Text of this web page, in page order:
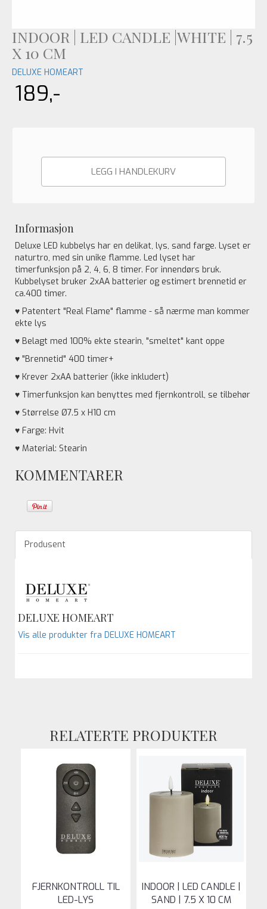
INDOOR | LED CANDLE |WHITE | 7.5
X 10 CM
DELUXE HOMEART
189,-
LEGG I HANDLEKURV
Informasjon
Deluxe LED kubbelys har en delikat, lys, sand farge. Lyset er
naturtro, med sin unike flamme. Led lyset har
timerfunksjon på 2, 4, 6, 8 timer. For innendørs bruk.
Kubbelyset bruker 2xAA batterier og estimert brennetid er
ca.400 timer.
♥ Patentert "Real Flame" flamme - så nærme man kommer
ekte lys
♥ Belagt med 100% ekte stearin, "smeltet" kant oppe
♥ "Brennetid" 400 timer+
♥ Krever 2xAA batterier (ikke inkludert)
♥ Timerfunksjon kan benyttes med fjernkontroll, se tilbehør
♥ Størrelse Ø7.5 x H10 cm
♥ Farge: Hvit
♥ Material: Stearin
KOMMENTARER
Produsent
DELUXE HOMEART
Vis alle produkter fra DELUXE HOMEART
RELATERTE PRODUKTER
FJERNKONTROLL TIL
LED-LYS
INDOOR | LED CANDLE |
SAND | 7.5 X 10 CM